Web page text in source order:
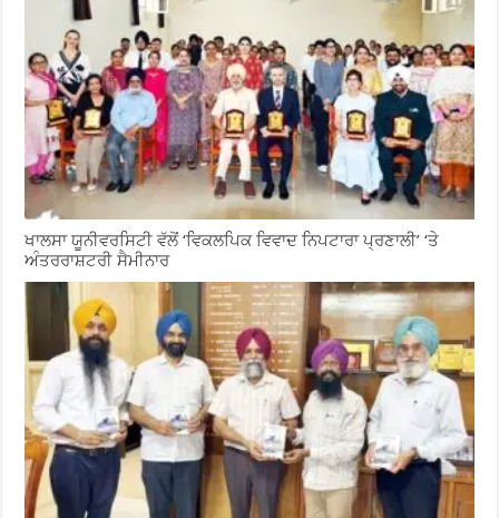
ਖਾਲਸਾ ਯੂਨੀਵਰਸਿਟੀ ਵੱਲੋਂ ‘ਵਿਕਲਪਿਕ ਵਿਵਾਦ ਨਿਪਟਾਰਾ ਪ੍ਰਣਾਲੀ’ ‘ਤੇ
ਅੰਤਰਰਾਸ਼ਟਰੀ ਸੈਮੀਨਾਰ